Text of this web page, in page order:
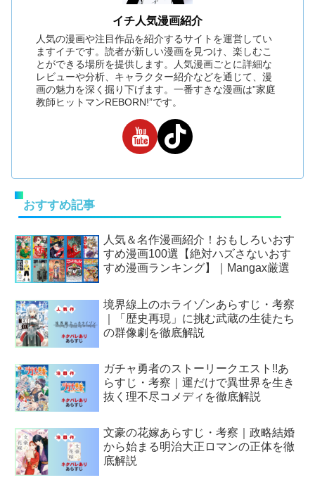
イチ人気漫画紹介
人気の漫画や注目作品を紹介するサイトを運営してい
ますイチです。読者が新しい漫画を見つけ、楽しむこ
とができる場所を提供します。人気漫画ごとに詳細な
レビューや分析、キャラクター紹介などを通じて、漫
画の魅力を深く掘り下げます。一番すきな漫画は”家庭
教師ヒットマンREBORN!”です。
おすすめ記事
人気＆名作漫画紹介！おもしろいおす
すめ漫画100選【絶対ハズさないおす
すめ漫画ランキング】｜Mangax厳選
境界線上のホライゾンあらすじ・考察
｜「歴史再現」に挑む武蔵の生徒たち
の群像劇を徹底解説
ガチャ勇者のストーリークエスト!!あ
らすじ・考察｜運だけで異世界を生き
抜く理不尽コメディを徹底解説
文豪の花嫁あらすじ・考察｜政略結婚
から始まる明治大正ロマンの正体を徹
底解説